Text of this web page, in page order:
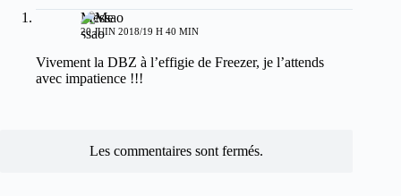
Messao
20 JUIN 2018/19 H 40 MIN
Vivement la DBZ à l’effigie de Freezer, je l’attends
avec impatience !!!
Les commentaires sont fermés.